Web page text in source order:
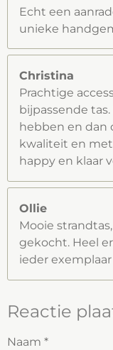
Echt een
unieke
Christina
Prachtige
bijpassende
hebben en dan
kwaliteit en
happy en klaar
Ollie
Mooie
gekocht. Heel
ieder
Reactie
Naam *